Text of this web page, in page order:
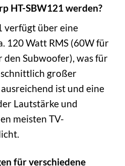
HT-SBW121 werden?
verfügt über eine
120 Watt RMS (60W für
den Subwoofer), was für
großer
ist und eine
Lautstärke und
meisten TV-
für verschiedene